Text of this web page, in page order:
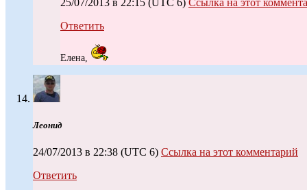
Ответить
Елена,
Леонид
24/07/2013 в 22:38 (UTC 6) Ссылка на этот комментарий
Ответить